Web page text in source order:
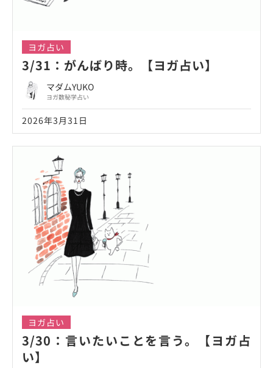
ヨガ占い
3/31：がんばり時。【ヨガ占い】
マダムYUKO
ヨガ数秘学占い
2026年3月31日
ヨガ占い
3/30：言いたいことを言う。【ヨガ占
い】